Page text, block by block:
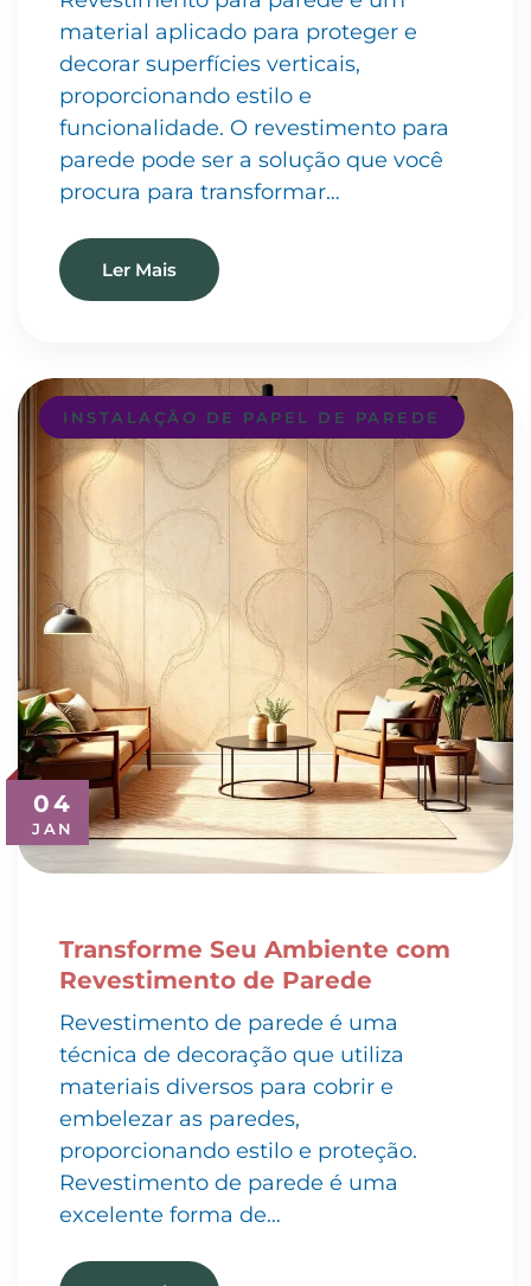
material aplicado para proteger e
decorar superfícies verticais,
proporcionando estilo e
funcionalidade. O revestimento para
parede pode ser a solução que você
procura para transformar…
Ler Mais
04
JAN
INSTALAÇÃO DE PAPEL DE PAREDE
Transforme Seu Ambiente com
Revestimento de Parede
Revestimento de parede é uma
técnica de decoração que utiliza
materiais diversos para cobrir e
embelezar as paredes,
proporcionando estilo e proteção.
Revestimento de parede é uma
excelente forma de…